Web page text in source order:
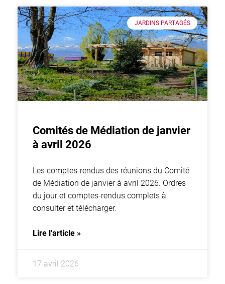
JARDINS PARTAGÉS
Comités de Médiation de janvier
à avril 2026
Les comptes-rendus des réunions du Comité
de Médiation de janvier à avril 2026. Ordres
du jour et comptes-rendus complets à
consulter et télécharger.
Lire l'article »
17 avril 2026